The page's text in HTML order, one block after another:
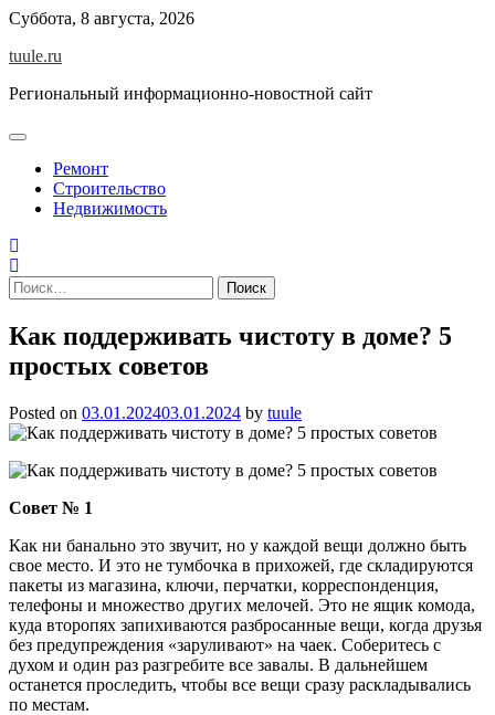
Skip
content
Суббота, 8 августа, 2026
tuule.ru
Региональный информационно-новостной сайт
Ремонт
Строительство
Недвижимость
Найти:
Как поддерживать чистоту в доме? 5
простых советов
Posted on 03.01.202403.01.2024 by tuule
Совет № 1
Как ни банально это звучит, но у каждой вещи должно быть
свое место. И это не тумбочка в прихожей, где складируются
пакеты из магазина, ключи, перчатки, корреспонденция,
телефоны и множество других мелочей. Это не ящик комода,
куда второпях запихиваются разбросанные вещи, когда друзья
без предупреждения «заруливают» на чаек. Соберитесь с
духом и один раз разгребите все завалы. В дальнейшем
останется проследить, чтобы все вещи сразу раскладывались
по местам.